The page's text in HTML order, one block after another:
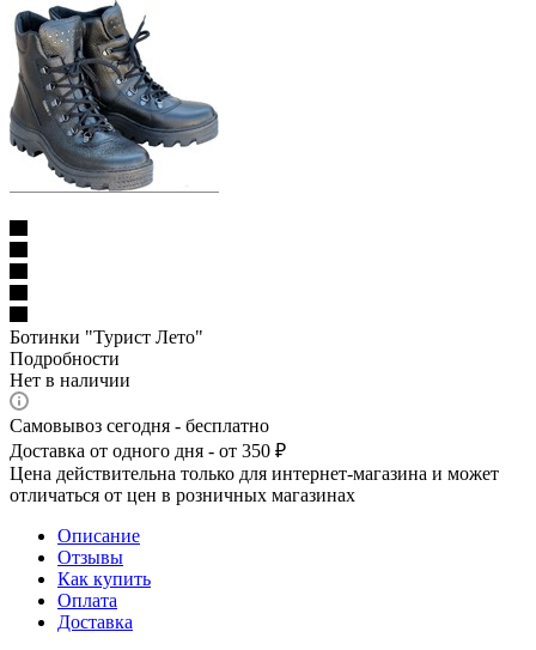
Ботинки "Турист Лето"
Подробности
Нет в наличии
Самовывоз сегодня - бесплатно
Доставка от одного дня - от 350 ₽
Цена действительна только для интернет-магазина и может
отличаться от цен в розничных магазинах
Описание
Отзывы
Как купить
Оплата
Доставка